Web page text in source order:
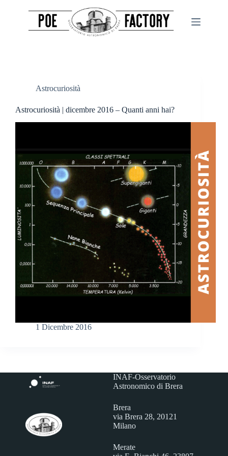
Astrocuriosità
Astrocuriosità | dicembre 2016 – Quanti anni hai?
1 Dicembre 2016
INAF-Osservatorio
Astronomico di Brera
Brera
via Brera 28, 20121
Milano
Merate